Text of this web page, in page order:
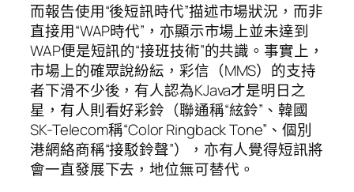
而報告使用“後短訊時代”描述市場狀況，而非
直接用“WAP時代”，亦顯示市場上並未達到
WAP便是短訊的“接班技術”的共識。事實上，
市場上的確眾說紛紜，彩信（MMS）的支持
者下滑不少後，有人認為KJava才是明日之
星，有人則看好彩鈴（聯通稱“絃鈴”、韓國
SK-Telecom稱“Color Ringback Tone”、個別
港網絡商稱“接駁鈴聲”），亦有人覺得短訊將
會一直發展下去，地位無可替代。